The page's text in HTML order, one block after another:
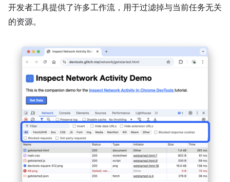
开发者工具提供了许多工作流，用于过滤掉与当前任务无关
的资源。